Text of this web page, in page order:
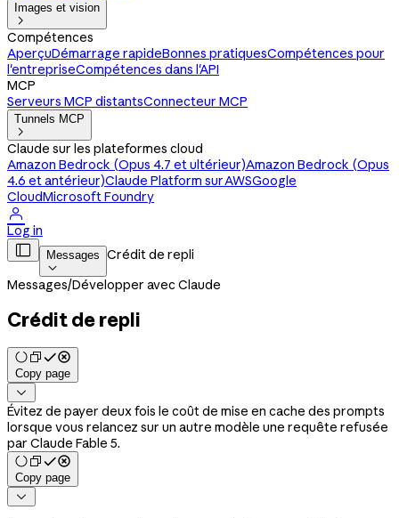
Images et vision

Compétences
AperçuDémarrage rapideBonnes pratiquesCompétences pour
l'entrepriseCompétences dans l'API
MCP
Serveurs MCP distantsConnecteur MCP
Tunnels MCP

Claude sur les plateformes cloud
Amazon Bedrock (Opus 4.7 et ultérieur)Amazon Bedrock (Opus
4.6 et antérieur)Claude Platform sur AWSGoogle
CloudMicrosoft Foundry

Log in
 Messages

Crédit de repli
Messages/Développer avec Claude
Crédit de repli
Copy page

Évitez de payer deux fois le coût de mise en cache des prompts
lorsque vous relancez sur un autre modèle une requête refusée
par Claude Fable 5.
Copy page
